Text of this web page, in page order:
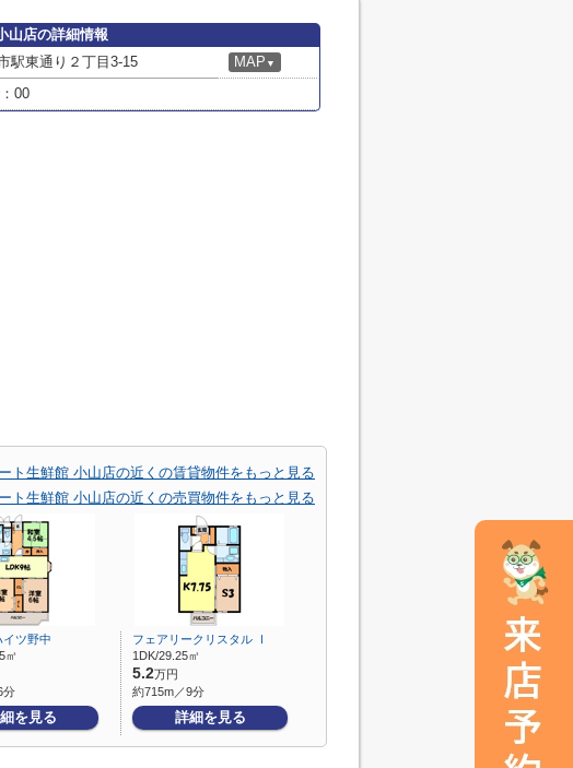
山店の詳細情報
駅東通り２丁目3-15 MAP ▼
00
ト生鮮館 小山店の近くの賃貸物件をもっと見る
ト生鮮館 小山店の近くの売買物件をもっと見る
イツ野中
㎡
分
を見る
フェアリークリスタル Ⅰ
1DK/29.25㎡
5.2万円
約715m／9分
詳細を見る